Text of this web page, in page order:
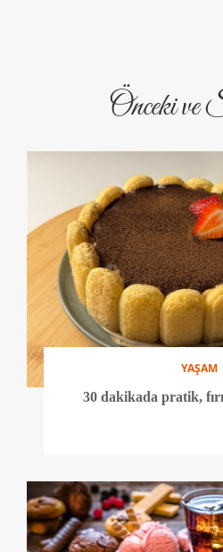
Önceki ve
YAŞAM
30 dakikada pratik,